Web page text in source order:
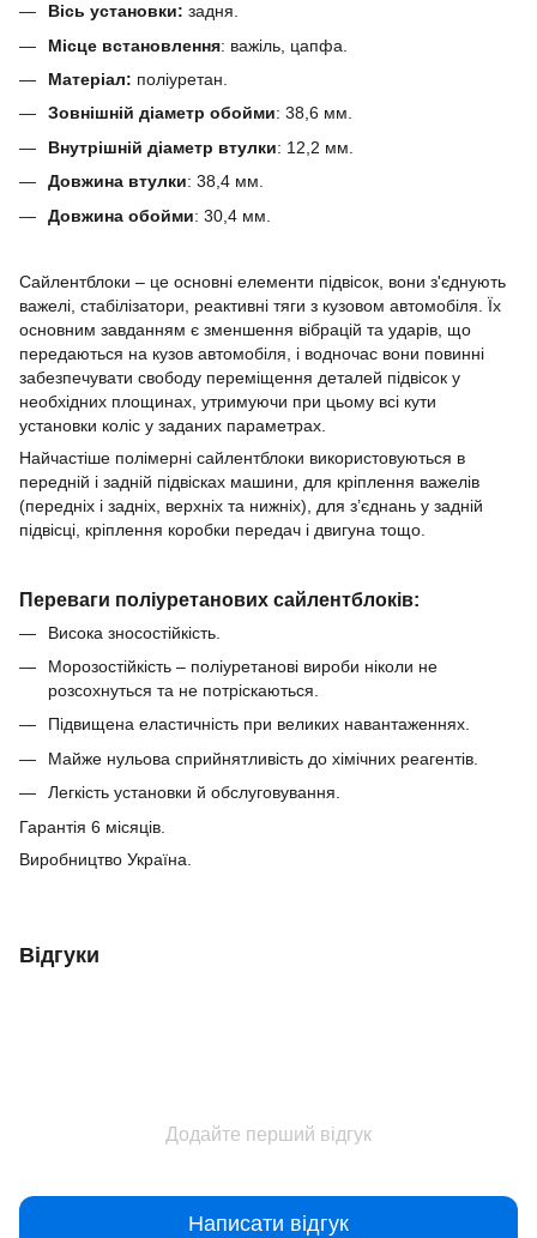
Вісь установки: задня.
Місце встановлення: важіль, цапфа.
Матеріал: поліуретан.
Зовнішній діаметр обойми: 38,6 мм.
Внутрішній діаметр втулки: 12,2 мм.
Довжина втулки: 38,4 мм.
Довжина обойми: 30,4 мм.
Сайлентблоки – це основні елементи підвісок, вони з'єднують
важелі, стабілізатори, реактивні тяги з кузовом автомобіля.
Їх
основним завданням є зменшення вібрацій та ударів, що
передаються на кузов автомобіля, і водночас вони повинні
забезпечувати свободу переміщення деталей підвісок у
необхідних площинах, утримуючи при цьому всі кути
установки коліс у заданих параметрах.
Найчастіше полімерні сайлентблоки використовуються в
передній і задній підвісках машини, для кріплення важелів
(передніх і задніх, верхніх та нижніх), для з’єднань у задній
підвісці, кріплення коробки передач і двигуна тощо.
Переваги поліуретанових сайлентблоків:
Висока зносостійкість.
Морозостійкість – поліуретанові вироби ніколи не
розсохнуться та не потріскаються.
Підвищена еластичність при великих навантаженнях.
Майже нульова сприйнятливість до хімічних реагентів.
Легкість установки й обслуговування.
Гарантія 6 місяців.
Виробництво Україна.
Відгуки
Додайте перший відгук
Написати відгук